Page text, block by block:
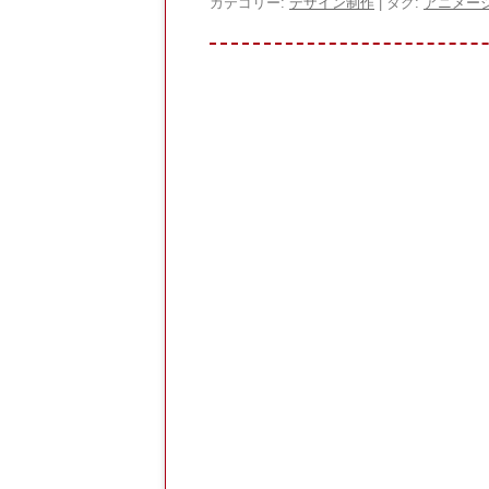
c
e
itt
er
e
n